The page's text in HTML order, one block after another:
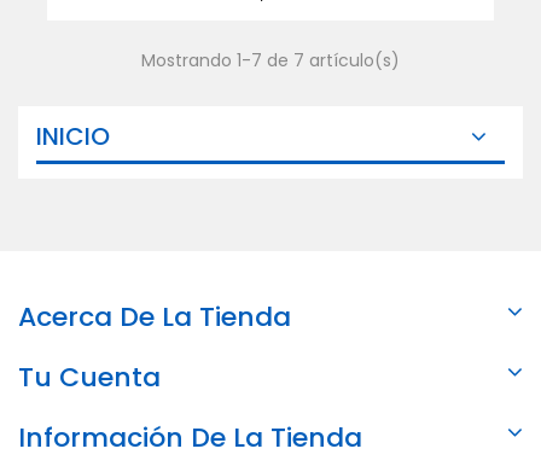
Mostrando 1-7 de 7 artículo(s)
INICIO
Acerca De La Tienda
Tu Cuenta
Información De La Tienda